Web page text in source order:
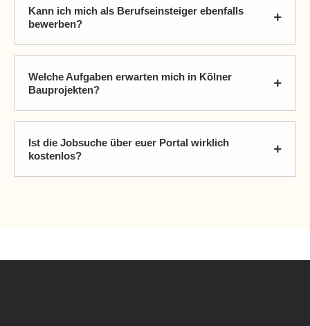
Kann ich mich als Berufseinsteiger ebenfalls
bewerben?
Welche Aufgaben erwarten mich in Kölner
Bauprojekten?
Ist die Jobsuche über euer Portal wirklich
kostenlos?